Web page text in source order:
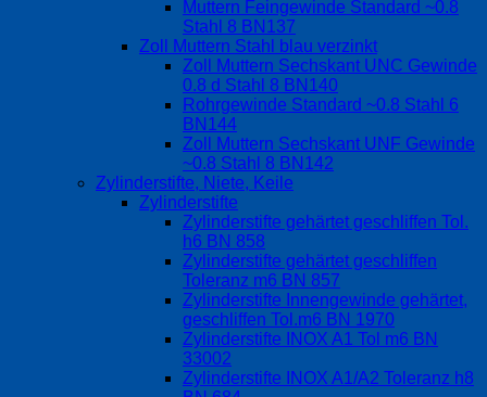
Muttern Feingewinde Standard ~0.8
Stahl 8 BN137
Zoll Muttern Stahl blau verzinkt
Zoll Muttern Sechskant UNC Gewinde
0.8 d Stahl 8 BN140
Rohrgewinde Standard ~0.8 Stahl 6
BN144
Zoll Muttern Sechskant UNF Gewinde
~0.8 Stahl 8 BN142
Zylinderstifte, Niete, Keile
Zylinderstifte
Zylinderstifte gehärtet geschliffen Tol.
h6 BN 858
Zylinderstifte gehärtet geschliffen
Toleranz m6 BN 857
Zylinderstifte Innengewinde gehärtet,
geschliffen Tol.m6 BN 1970
Zylinderstifte INOX A1 Tol m6 BN
33002
Zylinderstifte INOX A1/A2 Toleranz h8